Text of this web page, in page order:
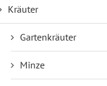
Kräuter
Gartenkräuter
Minze